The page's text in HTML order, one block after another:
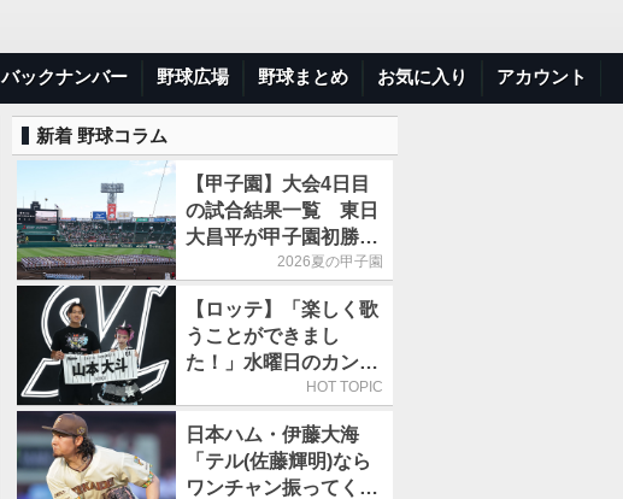
バックナンバー 野球広場 野球まとめ お気に入り アカウント
新着 野球コラム
【甲子園】大会4日目
の試合結果一覧 東日
大昌平が甲子園初勝
利、青森山田は1点差
2026夏の甲子園
【ロッテ】「楽しく歌
うことができまし
た！」水曜日のカンパ
ネラ、8月8日のオリッ
に来場
HOT TOPIC
日本ハム・伊藤大海
「テル(佐藤輝明)なら
ワンチャン振ってくれ